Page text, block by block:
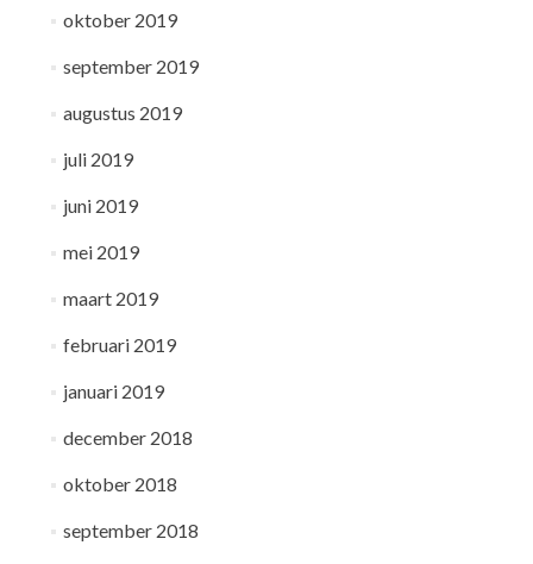
oktober 2019
september 2019
augustus 2019
juli 2019
juni 2019
mei 2019
maart 2019
februari 2019
januari 2019
december 2018
oktober 2018
september 2018